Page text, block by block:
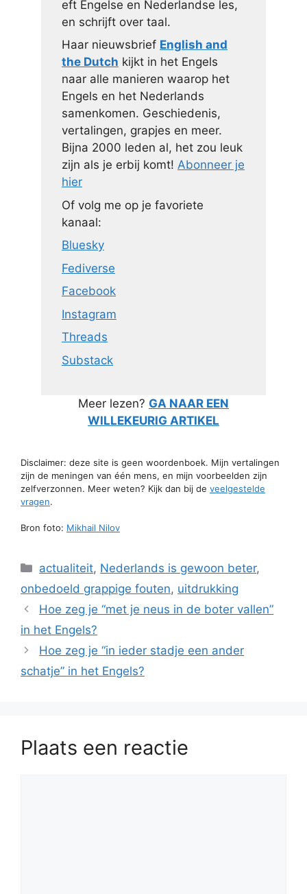
eft Engelse en Nederlandse les,
en schrijft over taal.
Haar nieuwsbrief English and
the Dutch kijkt in het Engels
naar alle manieren waarop het
Engels en het Nederlands
samenkomen. Geschiedenis,
vertalingen, grapjes en meer.
Bijna 2000 leden al, het zou leuk
zijn als je erbij komt! Abonneer je
hier
Of volg me op je favoriete
kanaal:
Bluesky
Fediverse
Facebook
Instagram
Threads
Substack
Meer lezen? GA NAAR EEN
WILLEKEURIG ARTIKEL
Disclaimer: deze site is geen woordenboek. Mijn vertalingen
zijn de meningen van één mens, en mijn voorbeelden zijn
zelfverzonnen. Meer weten? Kijk dan bij de veelgestelde
vragen.
Bron foto: Mikhail Nilov
Categorieën
actualiteit, Nederlands is gewoon beter,
onbedoeld grappige fouten, uitdrukking
Hoe zeg je “met je neus in de boter vallen”
in het Engels?
Hoe zeg je “in ieder stadje een ander
schatje” in het Engels?
Plaats een reactie